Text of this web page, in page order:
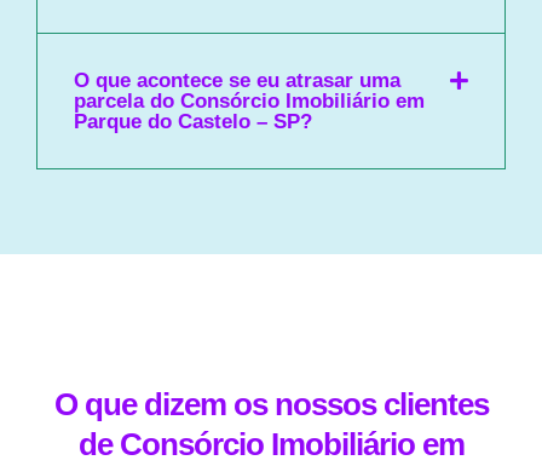
O que acontece se eu atrasar uma
parcela do Consórcio Imobiliário em
Parque do Castelo – SP?
O que dizem os nossos clientes
de Consórcio Imobiliário em